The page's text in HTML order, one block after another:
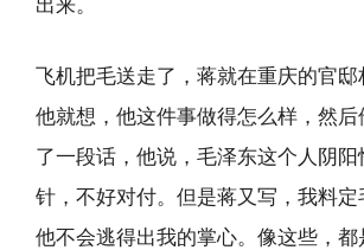
出来。
飞机把毛送走了，蒋就在重庆的官邸
他就想，他这件事做得怎么样，然后
了一段话，他说，毛泽东这个人阴
针，不好对付。但是蒋又写，我料定
他不会逃得出我的掌心。像这些，